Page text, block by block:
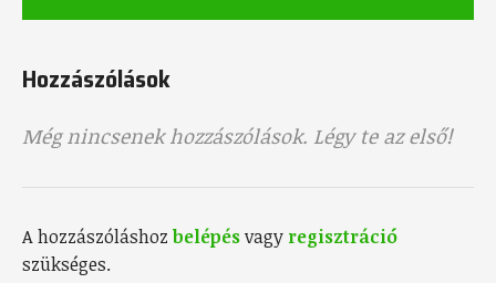
Hozzászólások
Még nincsenek hozzászólások. Légy te az első!
A hozzászóláshoz belépésvagy regisztráció
szükséges.